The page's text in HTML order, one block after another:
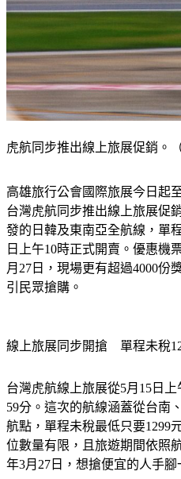
虎航同步推出線上旅展促銷。
高雄旅行公會國際旅展今日起
台灣虎航同步推出線上旅展促
發的日韓及東南亞全航線，單
日上午10時正式開賣。優惠機
月27日，現場更有超過4000份
引民眾搶購。
線上旅展同步開搶　單程未稅
台灣虎航線上旅展從5月15日
59分。這次的航線涵蓋從台南
航點，單程未稅最低只要1299
位數量有限，且旅遊期間依照
年3月27日，想搶便宜的人手腳